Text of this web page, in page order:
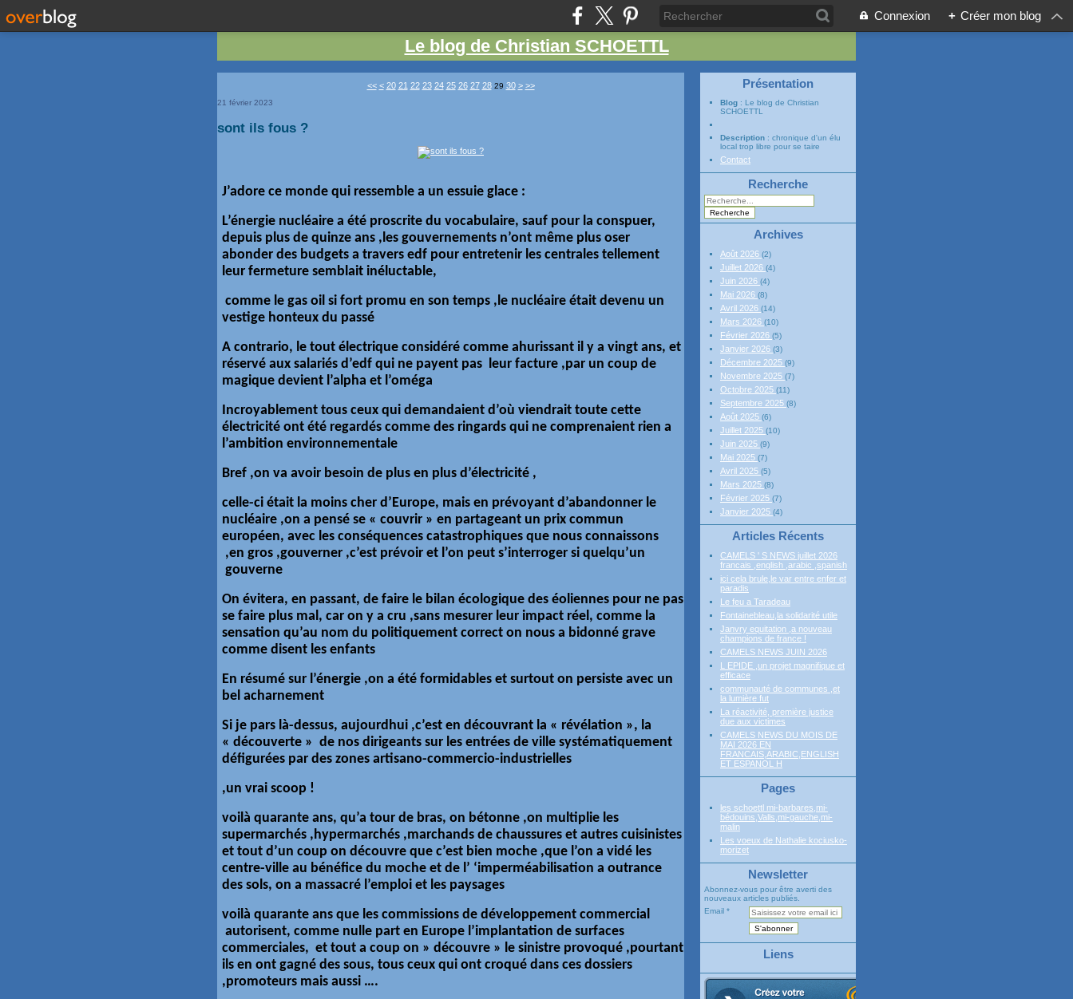
Connexion + Créer mon blog
Le blog de Christian SCHOETTL
<< < 10
20 21 22 23 24 25 26 27 28 29 30 40
50
60
70
80
90
100
200
300
> >>
21 février 2023
sont ils fous ?
J’adore ce monde qui ressemble a un essuie glace :
L’énergie nucléaire a été proscrite du vocabulaire, sauf pour la conspuer,
depuis plus de quinze ans ,les gouvernements n’ont même plus oser
abonder des budgets a travers edf pour entretenir les centrales tellement
leur fermeture semblait inéluctable,
comme le gas oil si fort promu en son temps ,le nucléaire était devenu un
vestige honteux du passé
A contrario, le tout électrique considéré comme ahurissant il y a vingt ans, et
réservé aux salariés d’edf qui ne payent pas leur facture ,par un coup de
magique devient l’alpha et l’oméga
Incroyablement tous ceux qui demandaient d’où viendrait toute cette
électricité ont été regardés comme des ringards qui ne comprenaient rien a
l’ambition environnementale
Bref ,on va avoir besoin de plus en plus d’électricité ,
celle-ci était la moins cher d’Europe, mais en prévoyant d’abandonner le
nucléaire ,on a pensé se « couvrir » en partageant un prix commun
européen, avec les conséquences catastrophiques que nous connaissons
,en gros ,gouverner ,c’est prévoir et l’on peut s’interroger si quelqu’un
gouverne
On évitera, en passant, de faire le bilan écologique des éoliennes pour ne pas
se faire plus mal, car on y a cru ,sans mesurer leur impact réel, comme la
sensation qu’au nom du politiquement correct on nous a bidonné grave
comme disent les enfants
En résumé sur l’énergie ,on a été formidables et surtout on persiste avec un
bel acharnement
Si je pars là-dessus, aujourdhui ,c’est en découvrant la « révélation », la
« découverte » de nos dirigeants sur les entrées de ville systématiquement
défigurées par des zones artisano-commercio-industrielles
,un vrai scoop !
voilà quarante ans, qu’a tour de bras, on bétonne ,on multiplie les
supermarchés ,hypermarchés ,marchands de chaussures et autres cuisinistes
et tout d’un coup on découvre que c’est bien moche ,que l’on a vidé les
centre-ville au bénéfice du moche et de l’ ‘imperméabilisation a outrance
des sols, on a massacré l’emploi et les paysages
voilà quarante ans que les commissions de développement commercial
autorisent, comme nulle part en Europe l’implantation de surfaces
commerciales, et tout a coup on » découvre » le sinistre provoqué ,pourtant
ils en ont gagné des sous, tous ceux qui ont croqué dans ces dossiers
,promoteurs mais aussi ….
Présentation
Blog : Le blog de Christian
SCHOETTL
Description : chronique d'un élu
local trop libre pour se taire
Contact
Recherche
Archives
Août 2026 (2)
Juillet 2026 (4)
Juin 2026 (4)
Mai 2026 (8)
Avril 2026 (14)
Mars 2026 (10)
Février 2026 (5)
Janvier 2026 (3)
Décembre 2025 (9)
Novembre 2025 (7)
Octobre 2025 (11)
Septembre 2025 (8)
Août 2025 (6)
Juillet 2025 (10)
Juin 2025 (9)
Mai 2025 (7)
Avril 2025 (5)
Mars 2025 (8)
Février 2025 (7)
Janvier 2025 (4)
Articles Récents
CAMELS ' S NEWS juillet 2026
francais ,english ,arabic ,spanish
ici cela brule,le var entre enfer et
paradis
Le feu a Taradeau
Fontainebleau,la solidarité utile
Janvry equitation ,a nouveau
champions de france !
CAMELS NEWS JUIN 2026
L EPIDE ,un projet magnifique et
efficace
communauté de communes ,et
la lumière fut
La réactivité, première justice
due aux victimes
CAMELS NEWS DU MOIS DE
MAI 2026 EN
FRANCAIS,ARABIC,ENGLISH
ET ESPANOL H
Pages
les schoettl mi-barbares,mi-
bédouins,Valls,mi-gauche,mi-
malin
Les voeux de Nathalie kociusko-
morizet
Newsletter
Abonnez-vous pour être averti des
nouveaux articles publiés.
Email
Liens